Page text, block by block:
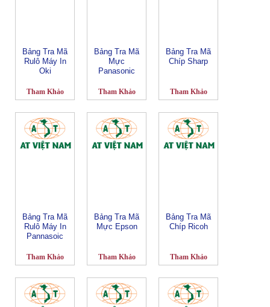
Bảng Tra Mã
Rulô Máy In
Oki
Tham Khảo
Bảng Tra Mã
Mực
Panasonic
Tham Khảo
Bảng Tra Mã
Chíp Sharp
Tham Khảo
Bảng Tra Mã
Rulô Máy In
Pannasoic
Tham Khảo
Bảng Tra Mã
Mực Epson
Tham Khảo
Bảng Tra Mã
Chíp Ricoh
Tham Khảo